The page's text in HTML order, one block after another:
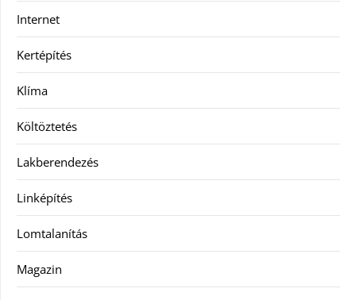
Internet
Kertépítés
Klíma
Költöztetés
Lakberendezés
Linképítés
Lomtalanítás
Magazin